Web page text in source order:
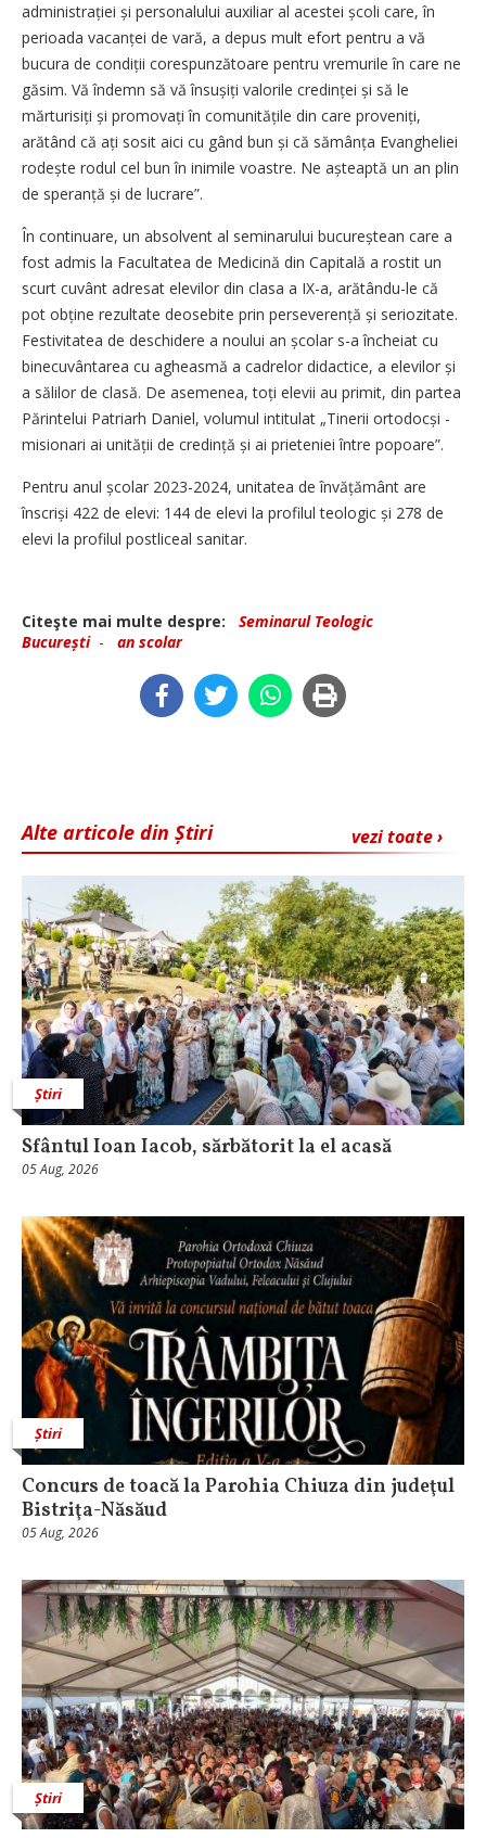
administra­ției și personalului auxiliar al acestei școli care, în
perioada vacanței de vară, a depus mult efort pentru a vă
bucura de condiții corespunzătoare pentru vremurile în care ne
găsim. Vă îndemn să vă însușiți valorile credinței și să le
mărturisiți și promovați în comunitățile din care proveniți,
arătând că ați sosit aici cu gând bun și că sămânța Evangheliei
rodește rodul cel bun în inimile voastre. Ne așteaptă un an plin
de speranță și de lucrare”.
În continuare, un absolvent al seminarului bucureștean care a
fost admis la Facultatea de Medicină din Capitală a rostit un
scurt cuvânt adresat elevilor din clasa a IX-a, arătându-le că
pot obține rezultate deosebite prin perseverență și seriozitate.
Festivitatea de deschidere a noului an școlar s-a încheiat cu
binecuvântarea cu agheasmă a cadrelor didactice, a elevilor și
a sălilor de clasă. De asemenea, toți elevii au primit, din partea
Părintelui Patriarh Daniel, volumul intitulat „Tinerii ortodocși -
misionari ai unității de credință și ai prieteniei între popoare”.
Pentru anul școlar 2023-2024, unitatea de învățământ are
înscriși 422 de elevi: 144 de elevi la profilul teologic și 278 de
elevi la profilul post­liceal sanitar.
Citeşte mai multe despre:
Seminarul Teologic
București- an scolar
vezi toate ›
Alte articole din Știri
Știri
Sfântul Ioan Iacob, sărbătorit la el acasă
05 Aug, 2026
Știri
​Concurs de toacă la Parohia Chiuza din judeţul
Bistriţa-Năsăud
05 Aug, 2026
Știri